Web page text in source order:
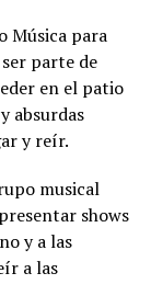
Música para
parte de
en el patio
absurdas
y reír.
musical
shows
y a las
a las